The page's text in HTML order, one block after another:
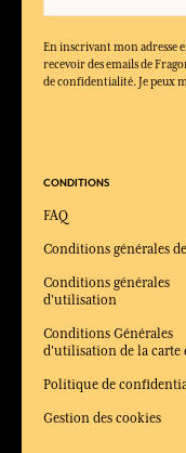
La collection propose
rechargeables, dans
En inscrivant mon adresse
recevoir des emails de
de confidentialité. Je peux
CONDITIONS
FAQ
Conditions générales
Conditions générales
d'utilisation
Conditions Générales
d'utilisation de la carte
Politique de
Gestion des cookies